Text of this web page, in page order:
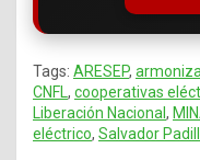
Tags: ARESEP,
CNFL , cooperativas
Liberación Nacional ,
eléctrico, Salvador